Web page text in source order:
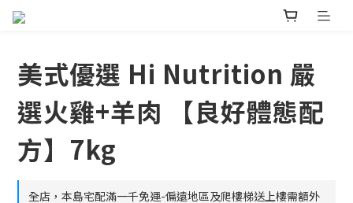
美式優選 Hi Nutrition 嚴
選火雞+羊肉 【良好體態配
方】7kg
全店，本島宅配滿一千免運-偏遠地區及爬樓梯送上樓需額外